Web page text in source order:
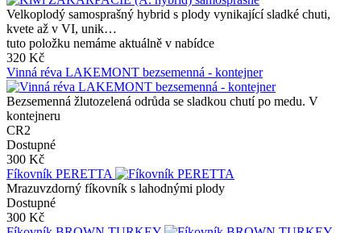
Velkoplodý samosprašný hybrid s plody vynikající sladké chuti,
kvete až v VI, unik…
tuto položku nemáme aktuálně v nabídce
320 Kč
Vinná réva LAKEMONT bezsemenná - kontejner
Bezsemenná žlutozelená odrůda se sladkou chutí po medu. V
kontejneru
CR2
Dostupné
300 Kč
Fíkovník PERETTA
Mrazuvzdorný fíkovník s lahodnými plody
Dostupné
300 Kč